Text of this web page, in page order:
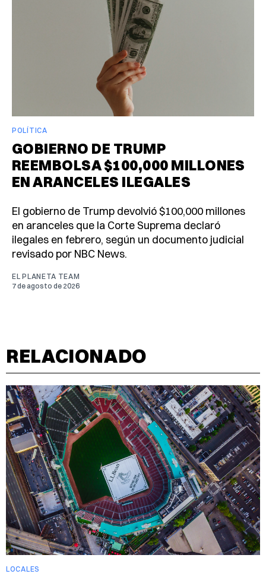
POLÍTICA
GOBIERNO DE TRUMP
REEMBOLSA $100,000 MILLONES
EN ARANCELES ILEGALES
El gobierno de Trump devolvió $100,000 millones
en aranceles que la Corte Suprema declaró
ilegales en febrero, según un documento judicial
revisado por NBC News.
EL PLANETA TEAM
7 de agosto de 2026
RELACIONADO
LOCALES